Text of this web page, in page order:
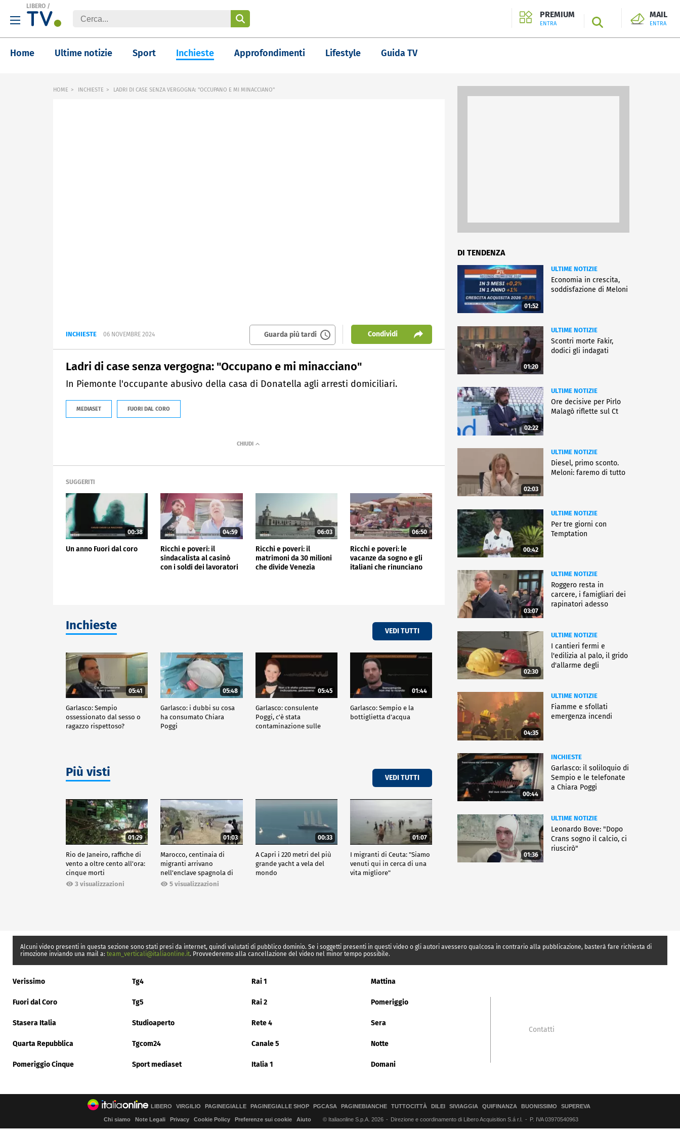
LIBERO /
PREMIUM
ENTRA SEARCH
MAIL
ENTRA
Home Ultime notizie Sport Inchieste Approfondimenti Lifestyle Guida TV
HOME INCHIESTE LADRI DI CASE SENZA VERGOGNA: "OCCUPANO E MI MINACCIANO"
INCHIESTE 06 NOVEMBRE 2024 Guarda più tardi Condividi
Ladri di case senza vergogna: "Occupano e mi minacciano"
In Piemonte l'occupante abusivo della casa di Donatella agli arresti domiciliari.
MEDIASET FUORI DAL CORO
SUGGERITI
00:38
Un anno Fuori dal coro
04:59
Ricchi e poveri: il
sindacalista al casinò
con i soldi dei lavoratori
06:03
Ricchi e poveri: il
matrimoni da 30 milioni
che divide Venezia
06:50
Ricchi e poveri: le
vacanze da sogno e gli
italiani che rinunciano
Inchieste VEDI TUTTI
05:41
Garlasco: Sempio
ossessionato dal sesso o
ragazzo rispettoso?
05:48
Garlasco: i dubbi su cosa
ha consumato Chiara
Poggi
05:45
Garlasco: consulente
Poggi, c'è stata
contaminazione sulle
01:44
Garlasco: Sempio e la
bottiglietta d'acqua
Più visti VEDI TUTTI
01:29
Rio de Janeiro, raffiche di
vento a oltre cento all'ora:
cinque morti
3 visualizzazioni
01:03
Marocco, centinaia di
migranti arrivano
nell'enclave spagnola di
Ceuta5 visualizzazioni
00:33
A Capri i 220 metri del più
grande yacht a vela del
mondo
01:07
I migranti di Ceuta: "Siamo
venuti qui in cerca di una
vita migliore"
DI TENDENZA
01:52
ULTIME NOTIZIE
Economia in crescita,
soddisfazione di Meloni
01:20
ULTIME NOTIZIE
Scontri morte Fakir,
dodici gli indagati
02:22
ULTIME NOTIZIE
Ore decisive per Pirlo
Malagò riflette sul Ct
02:03
ULTIME NOTIZIE
Diesel, primo sconto.
Meloni: faremo di tutto
00:42
ULTIME NOTIZIE
Per tre giorni con
Temptation
03:07
ULTIME NOTIZIE
Roggero resta in
carcere, i famigliari dei
rapinatori adesso
02:30
ULTIME NOTIZIE
I cantieri fermi e
l'edilizia al palo, il grido
d'allarme degli
04:35
ULTIME NOTIZIE
Fiamme e sfollati
emergenza incendi
00:44
INCHIESTE
Garlasco: il soliloquio di
Sempio e le telefonate
a Chiara Poggi
01:36
ULTIME NOTIZIE
Leonardo Bove: "Dopo
Crans sogno il calcio, ci
riuscirò"
Alcuni video presenti in questa sezione sono stati presi da internet, quindi valutati di pubblico dominio. Se i soggetti presenti in questi video o gli autori avessero qualcosa in contrario alla pubblicazione, basterà fare richiesta di
rimozione inviando una mail a: team_verticali@italiaonline.it. Provvederemo alla cancellazione del video nel minor tempo possibile.
Verissimo Tg4 Rai 1 Mattina
Fuori dal Coro Tg5 Rai 2 Pomeriggio
Stasera Italia Studioaperto Rete 4 Sera
Quarta Repubblica Tgcom24 Canale 5 Notte
Pomeriggio Cinque Sport mediaset Italia 1 Domani
Contatti
LIBERO VIRGILIO PAGINEGIALLE PAGINEGIALLE SHOP PGCASA PAGINEBIANCHE TUTTOCITTÀ DILEI SIVIAGGIA QUIFINANZA BUONISSIMO SUPEREVA
Chi siamo Note Legali Privacy Cookie Policy Preferenze sui cookie Aiuto © Italiaonline S.p.A. 2026 Direzione e coordinamento di Libero Acquisition S.á r.l. P. IVA 03970540963